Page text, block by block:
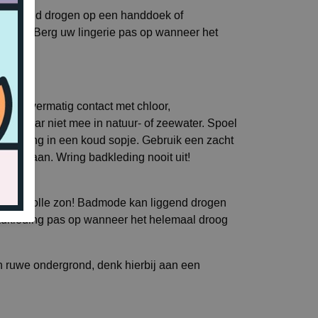
liggend drogen op een handdoek of
Berg uw lingerie pas op wanneer het
overmatig contact met chloor,
ga daar niet mee in natuur- of zeewater. Spoel
in een koud sopje. Gebruik een zacht
staan. Wring badkleding nooit uit!
de volle zon! Badmode kan liggend drogen
pas op wanneer het helemaal droog
ondergrond, denk hierbij aan een